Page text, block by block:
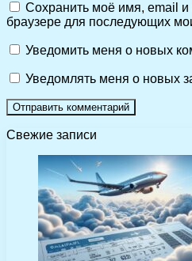
Сохранить моё имя, email и
браузере для последующих
Уведомить меня о новых
Уведомлять меня о новых
Свежие записи